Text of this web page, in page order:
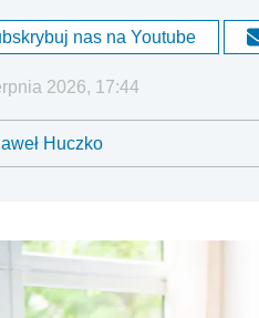
nas na Youtube
2026, 17:44
Huczko